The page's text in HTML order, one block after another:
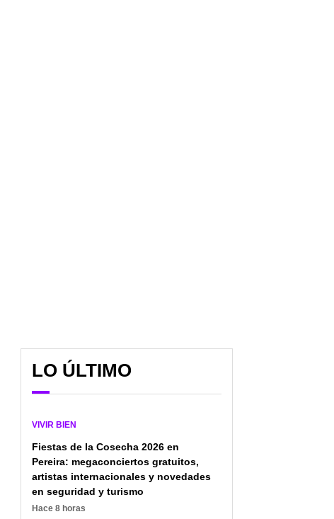
LO ÚLTIMO
VIVIR BIEN
Fiestas de la Cosecha 2026 en
Pereira: megaconciertos gratuitos,
artistas internacionales y novedades
en seguridad y turismo
Hace 8 horas